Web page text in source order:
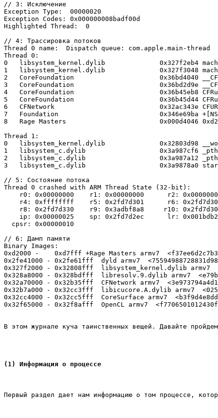
// 3: Исключение
Exception Type:  00000020
Exception Codes: 0x000000008badf00d
Highlighted Thread:  0
// 4: Трассировка потоков
Thread 0 name:  Dispatch queue: com.apple.main-thread
Thread 0:
0   libsystem_kernel.dylib        	0x327f2eb4 mach_msg_trap + 20
1   libsystem_kernel.dylib        	0x327f3048 mach_msg + 36
2   CoreFoundation                	0x36bd4040 __CFRunLoopServiceMachPort + 124
3   CoreFoundation                	0x36bd2d9e __CFRunLoopRun + 878
4   CoreFoundation                	0x36b45eb8 CFRunLoopRunSpecific + 352
5   CoreFoundation                	0x36b45d44 CFRunLoopRunInMode + 100
6   CFNetwork                     	0x32ac343e CFURLConnectionSendSynchronousRequest + 330
7   Foundation                    	0x346e69ba +[NSURLConnection sendSynchronousRequest:returningResponse:error:] + 242
8   Rage Masters                  	0x000d4046 0xd2000 + 8262
Thread 1:
0   libsystem_kernel.dylib        	0x32803d98 __workq_kernreturn + 8
1   libsystem_c.dylib             	0x3a987cf6 _pthread_workq_return + 14
2   libsystem_c.dylib             	0x3a987a12 _pthread_wqthread + 362
3   libsystem_c.dylib             	0x3a9878a0 start_wqthread + 4
// 5: Состояние потока
Thread 0 crashed with ARM Thread State (32-bit):
r0: 0x00000000    r1: 0x00000000      r2:
r4: 0xffffffff    r5: 0x2fd7d301      r6:
r8: 0x2fd7d330    r9: 0x3adbf8a8     r10:
ip: 0x00000025    sp: 0x2fd7d2ec      lr:
  cpsr: 0x00000010
// 6: Дамп памяти
Binary Images:
0xd2000 -    0xd7fff +Rage Masters armv7
0x2fe41000 - 0x2fe61fff  dyld armv7
0x327f2000 - 0x32808fff  libsystem_kernel.dylib armv7
0x328a8000 - 0x328bdfff  libresolv.9.dylib armv7
0x32a70000 - 0x32b35fff  CFNetwork armv7
0x32b7a000 - 0x32cc3fff  libicucore.A.dylib armv7
0x32cc4000 - 0x32cc5fff  CoreSurface armv7
В этом журнале куча таинственных вещей. Давайте
(1) Информация о процессе
Первый раздел дает нам информацию о том процессе,